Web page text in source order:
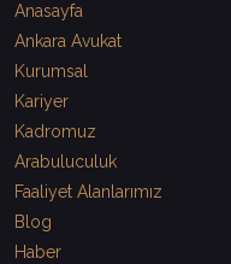
Anasayfa
Ankara Avukat
Kurumsal
Kariyer
Kadromuz
Arabuluculuk
Faaliyet Alanlarımız
Blog
Haber